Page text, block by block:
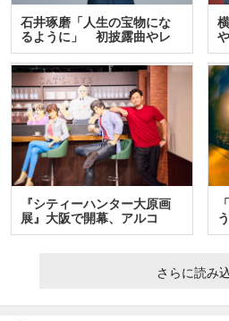
石井琢磨「人生の宝物にな
るように」 初披露曲やレ
ア…
『シティーハンター大原画
展』大阪で開幕、アルコ
＆…
さらに読み